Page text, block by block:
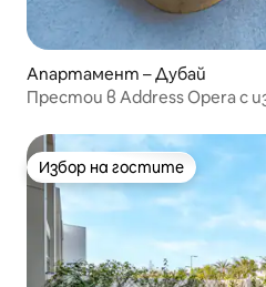
Апартамент – Дубай
Престои в Address Opera с
Избор на гостите
Избор на гостите